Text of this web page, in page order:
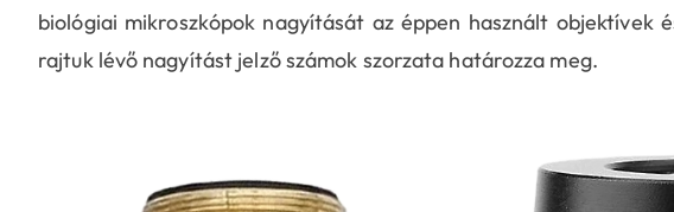
biológiai mikroszkópok nagyítását az éppen használt objektívek
rajtuk lévő nagyítást jelző számok szorzata határozza meg.